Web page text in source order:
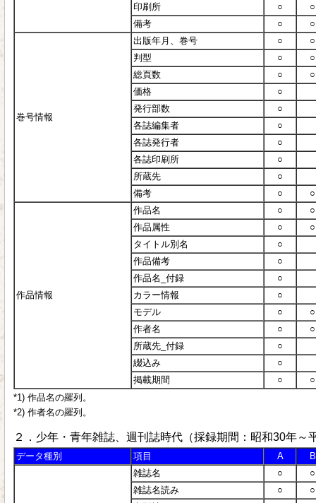
印刷所
○
○
備考
○ ○
巻号情報
出版年月、巻号 ○
○
判型
○
○
総頁数
○
○
価格
○
発行部数
○
各誌編集者
○
各誌発行者
○
各誌印刷所
○
所蔵先
○
備考
○ ○
作品情報
作品名 ○
○
作品属性
○
○
タイトル別名
○
作品備考
○
作品名_付録
○
カラー情報
○
モデル
○
○
作者名
○
○
所蔵先_付録
○
綴込み
○
掲載期間
○
○
*1) 作品名の羅列。
*2) 作者名の羅列。
２．少年・青年雑誌、週刊誌時代（採録期間：昭和30年～
データ種別 項目 A
B
雑誌名
○
○
雑誌名読み
○
○